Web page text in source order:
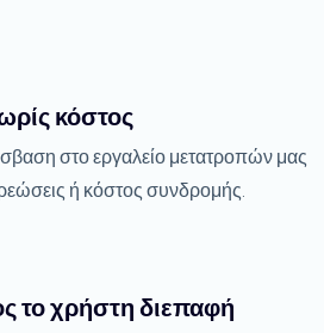
κόστος
στο εργαλείο μετατροπών μας
ή κόστος συνδρομής.
το χρήστη διεπαφή